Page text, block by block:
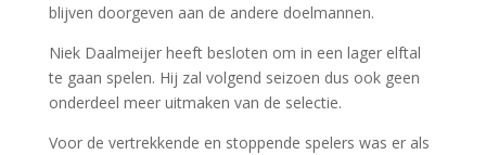
blijven doorgeven aan de andere doelmannen.
Niek Daalmeijer heeft besloten om in een lager elftal
te gaan spelen. Hij zal volgend seizoen dus ook geen
onderdeel meer uitmaken van de selectie.
Voor de vertrekkende en stoppende spelers was er als